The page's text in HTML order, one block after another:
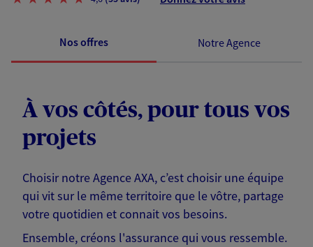
Nos offres Notre Agence
À vos côtés, pour tous vos
projets
Choisir notre Agence AXA, c’est choisir une équipe
qui vit sur le même territoire que le vôtre, partage
votre quotidien et connait vos besoins.
Ensemble, créons l'assurance qui vous ressemble.